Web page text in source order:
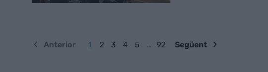
Anterior 1 2 3 4 5 … 92 Següent